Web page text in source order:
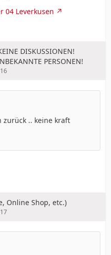
04 Leverkusen
DISKUSSIONEN!
PERSONEN!
zurück .. keine kraft
Online Shop, etc.)